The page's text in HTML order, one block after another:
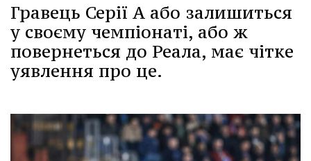
Гравець Серії А або залишиться
у своєму чемпіонаті, або ж
повернеться до Реала, має чітке
уявлення про це.